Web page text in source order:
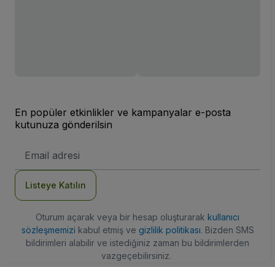
En popüler etkinlikler ve kampanyalar e-posta
kutunuza gönderilsin
posta
Listeye Katılın
Oturum açarak veya bir hesap oluşturarak kullanıcı
sözleşmemizi kabul etmiş ve gizlilik politikası. Bizden SMS
bildirimleri alabilir ve istediğiniz zaman bu bildirimlerden
vazgeçebilirsiniz.